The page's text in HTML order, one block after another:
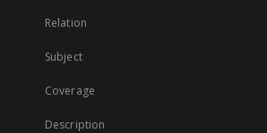
Relation
Subject
Coverage
Description